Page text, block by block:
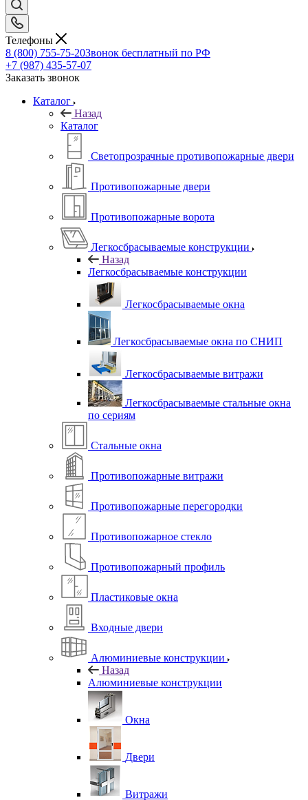
Телефоны
8 (800) 755-75-20Звонок бесплатный по РФ
+7 (987) 435-57-07
Заказать звонок
Каталог
Назад
Каталог
Светопрозрачные противопожарные двери
Противопожарные двери
Противопожарные ворота
Легкосбрасываемые конструкции
Назад
Легкосбрасываемые конструкции
Легкосбрасываемые окна
Легкосбрасываемые окна по СНИП
Легкосбрасываемые витражи
Легкосбрасываемые стальные окна
по сериям
Стальные окна
Противопожарные витражи
Противопожарные перегородки
Противопожарное стекло
Противопожарный профиль
Пластиковые окна
Входные двери
Алюминиевые конструкции
Назад
Алюминиевые конструкции
Окна
Двери
Витражи